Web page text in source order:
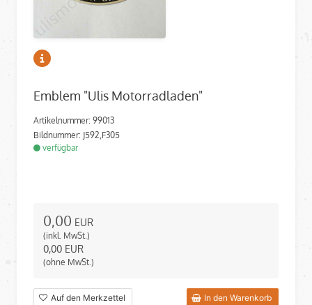
Emblem "Ulis Motorradladen"
Artikelnummer: 99013
Bildnummer: J592,F305
verfügbar
0,00 EUR
(inkl. MwSt.)
0,00 EUR
(ohne MwSt.)
Auf den Merkzettel In den Warenkorb